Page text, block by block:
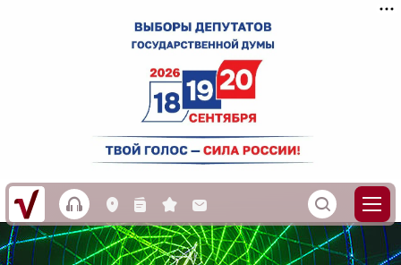
h L n s M S